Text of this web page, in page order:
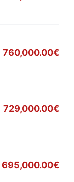
760,000.00€
729,000.00€
695,000.00€